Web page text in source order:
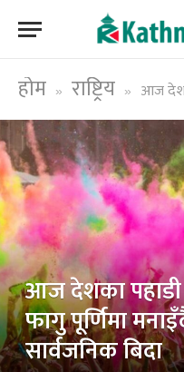
होम » राष्ट्रिय » आज देशका
आज देशका पहाडी
फागु पूर्णिमा
सार्वजनिक बिदा